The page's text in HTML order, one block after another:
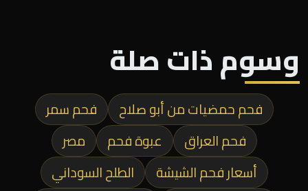
وسوم ذات صلة
فحم حمضيات من أبو صلاح
فحم سمر
فحم العراق
عبوة فحم
مصر
أسعار فحم الشيشة
الطلح السوداني